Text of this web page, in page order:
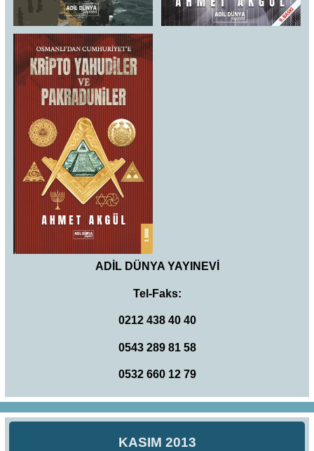
ADİL DÜNYA YAYINEVİ
Tel-Faks:
0212 438 40 40
0543 289 81 58
0532 660 12 79
KASIM 2013